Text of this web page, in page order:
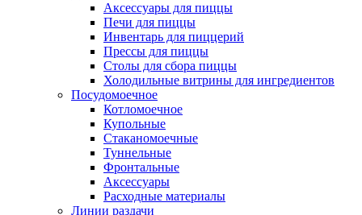
Аксессуары для пиццы
Печи для пиццы
Инвентарь для пиццерий
Прессы для пиццы
Столы для сбора пиццы
Холодильные витрины для ингредиентов
Посудомоечное
Котломоечное
Купольные
Стаканомоечные
Туннельные
Фронтальные
Аксессуары
Расходные материалы
Линии раздачи